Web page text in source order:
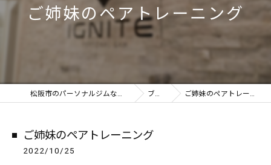
ご姉妹のペアトレーニング
松阪市のパーソナルジムならIGNITE ブログ ご姉妹のペアトレーニング
ご姉妹のペアトレーニング
2022/10/25